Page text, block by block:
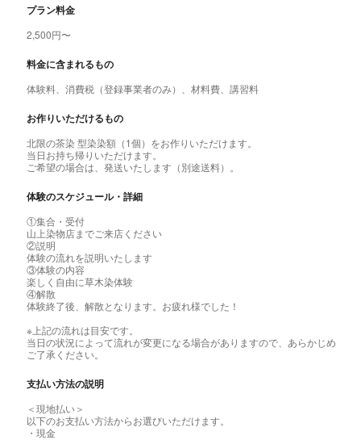
プラン料金
2,500円〜
料金に含まれるもの
体験料、消費税（登録事業者のみ）、材料費、講習料
お作りいただけるもの
北限の茶染 型染染額（1個）をお作りいただけます。
当日お持ち帰りいただけます。
ご希望の場合は、発送いたします（別途送料）。
体験のスケジュール・詳細
①集合・受付
山上染物店までご来店ください
②説明
体験の流れを説明いたします
③体験の内容
楽しく自由に草木染体験
④解散
体験終了後、解散となります。お疲れ様でした！
※上記の流れは目安です。
当日の状況によって流れが変更になる場合がありますので、あらかじめ
ご了承ください。
支払い方法の説明
＜現地払い＞
以下のお支払い方法からお選びいただけます。
・現金